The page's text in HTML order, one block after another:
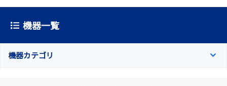
機器一覧
機器カテゴリ